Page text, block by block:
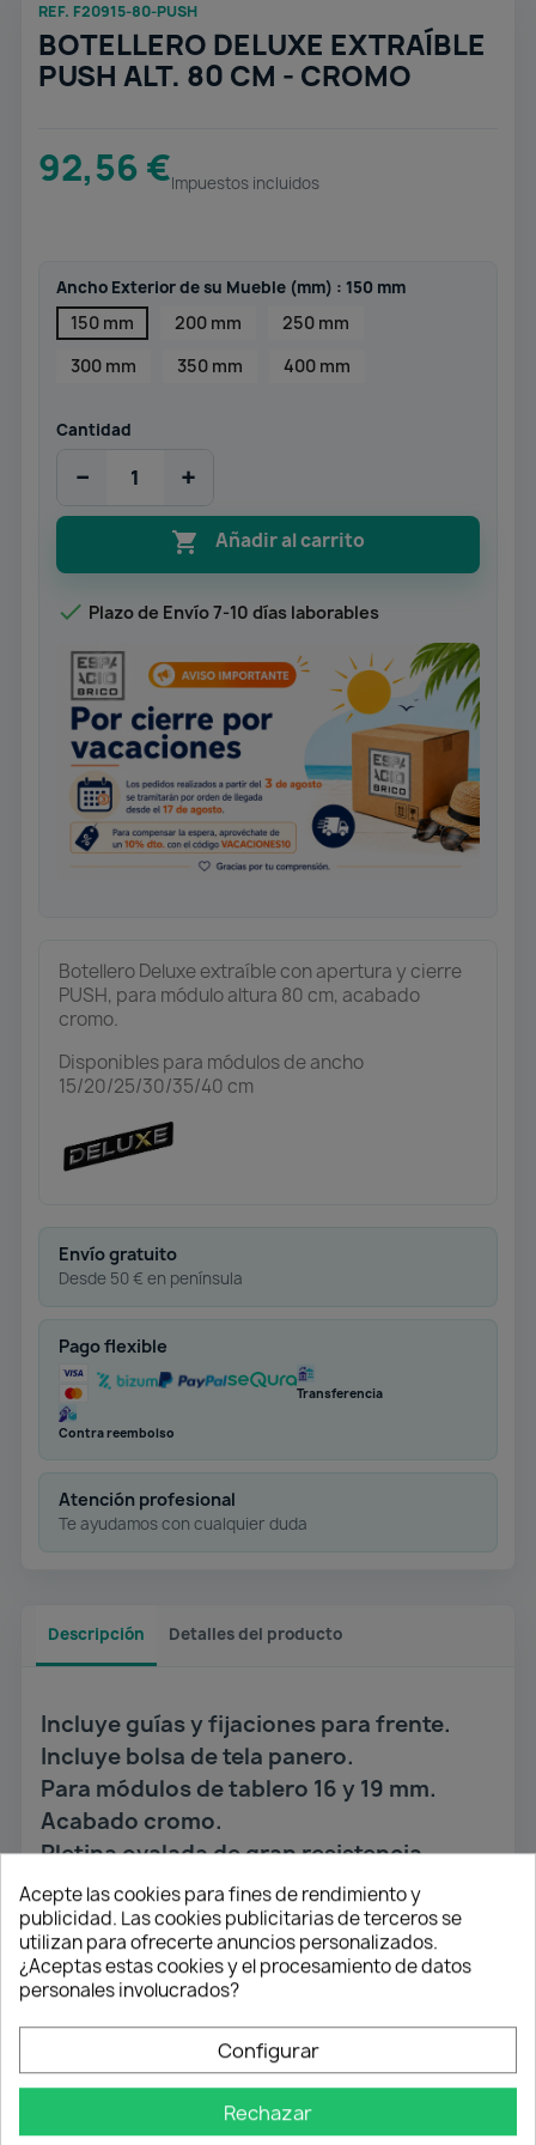
REF. F20915-80-PUSH
BOTELLERO DELUXE EXTRAÍBLE
PUSH ALT. 80 CM - CROMO
92,56 €Impuestos incluidos
Ancho Exterior de su Mueble (mm) : 150 mm
150 mm 200 mm
250 mm
300 mm
350 mm 400 mm
Cantidad
− +
 Añadir al carrito
 Plazo de Envío 7-10 días laborables
Botellero Deluxe extraíble con apertura y cierre
PUSH, para módulo altura 80 cm, acabado
cromo.
Disponibles para módulos de ancho
15/20/25/30/35/40 cm
Envío gratuito
Desde 50 € en península
Pago flexible
Transferencia
Contra reembolso
Atención profesional
Te ayudamos con cualquier duda
Descripción Detalles del producto
Incluye guías y fijaciones para frente.
Incluye bolsa de tela panero.
Para módulos de tablero 16 y 19 mm.
Acabado cromo.
Pletina ovalada de gran resistencia.
Extracción total con apertura y cierre
PUSH.
Soporta hasta 30 kg.
También podría interesarle
Acepte las cookies para fines de rendimiento y
publicidad. Las cookies publicitarias de terceros se
utilizan para ofrecerte anuncios personalizados.
¿Aceptas estas cookies y el procesamiento de datos
personales involucrados?
Configurar
Rechazar